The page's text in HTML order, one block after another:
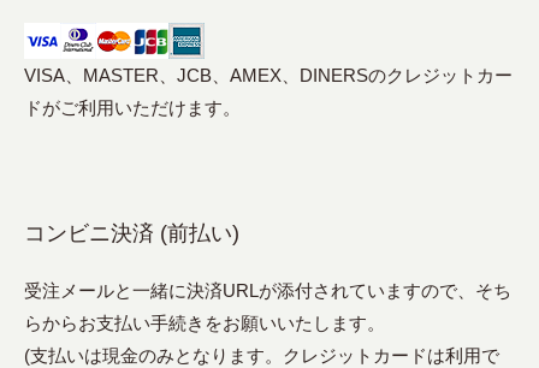
VISA、MASTER、JCB、AMEX、DINERSのクレジットカー
ドがご利用いただけます。
コンビニ決済 (前払い)
受注メールと一緒に決済URLが添付されていますので、そち
らからお支払い手続きをお願いいたします。
(支払いは現金のみとなります。クレジットカードは利用で